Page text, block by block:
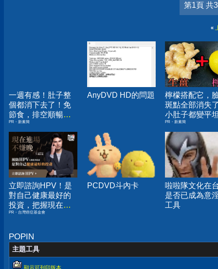
第1頁 共
«
一週有感！肚子整
個都消下去了！免
節食，排空順暢就
夠
PR・新素簡
AnyDVD HD的問題
檸檬搭配它，
斑點全部消失
小肚子都變平
PR・新素簡
立即諮詢HPV！是
對自己健康最好的
投資，把握現在不
嫌晚！
PR・台灣癌症基金會
PCDVD斗內卡
啦啦隊文化在
是否已成為意
工具
POPIN
主題工具
顯示可列印版本